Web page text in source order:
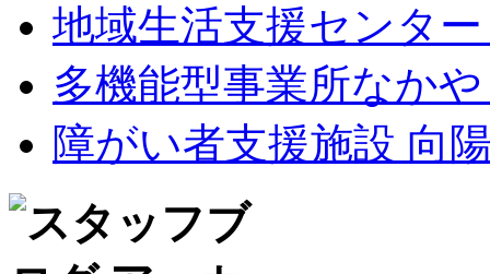
地域生活支援センタ
多機能型事業所なか
障がい者支援施設 向